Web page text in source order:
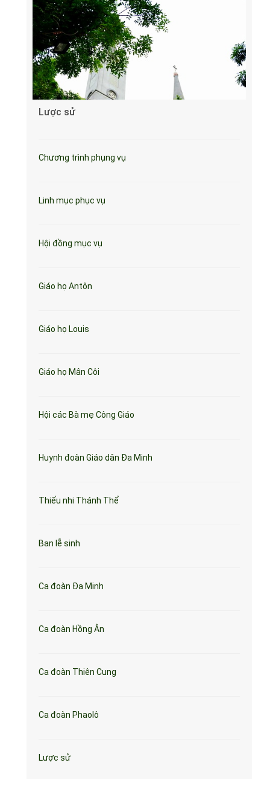
Lược sử
Chương trình phụng vụ
Linh mục phục vụ
Hội đồng mục vụ
Giáo họ Antôn
Giáo họ Louis
Giáo họ Mân Côi
Hội các Bà mẹ Công Giáo
Huynh đoàn Giáo dân Đa Minh
Thiếu nhi Thánh Thể
Ban lễ sinh
Ca đoàn Đa Minh
Ca đoàn Hồng Ân
Ca đoàn Thiên Cung
Ca đoàn Phaolô
Lược sử